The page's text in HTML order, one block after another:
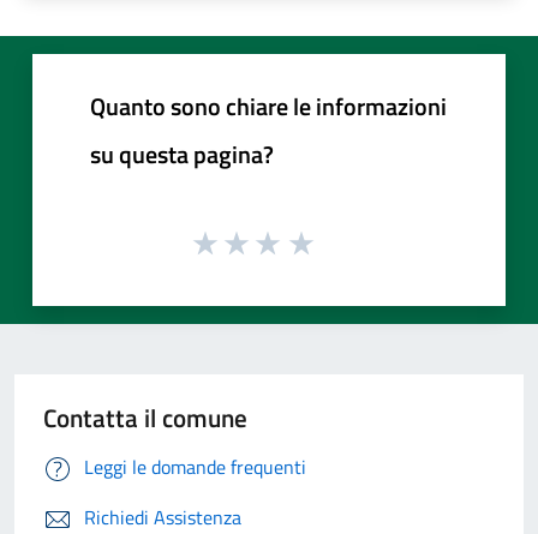
Quanto sono chiare le informazioni
su questa pagina?
Contatta il comune
Leggi le domande frequenti
Richiedi Assistenza